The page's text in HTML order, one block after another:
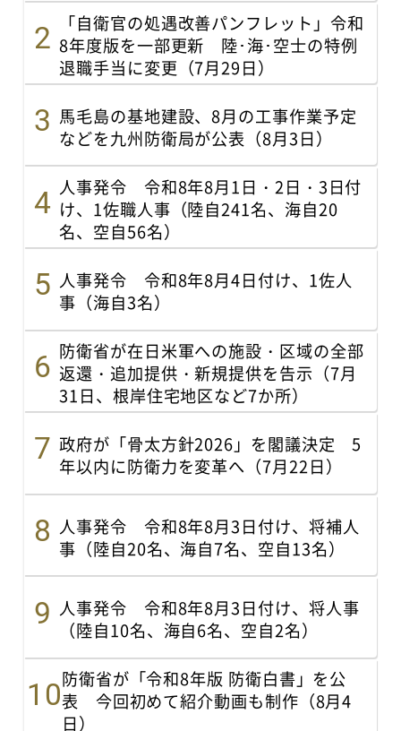
「自衛官の処遇改善パンフレット」令和
8年度版を一部更新 陸･海･空士の特例
退職手当に変更（7月29日）
馬毛島の基地建設、8月の工事作業予定
などを九州防衛局が公表（8月3日）
人事発令 令和8年8月1日・2日・3日付
け、1佐職人事（陸自241名、海自20
名、空自56名）
人事発令 令和8年8月4日付け、1佐人
事（海自3名）
防衛省が在日米軍への施設・区域の全部
返還・追加提供・新規提供を告示（7月
31日、根岸住宅地区など7か所）
政府が「骨太方針2026」を閣議決定 5
年以内に防衛力を変革へ（7月22日）
人事発令 令和8年8月3日付け、将補人
事（陸自20名、海自7名、空自13名）
人事発令 令和8年8月3日付け、将人事
（陸自10名、海自6名、空自2名）
防衛省が「令和8年版 防衛白書」を公
表 今回初めて紹介動画も制作（8月4
日）